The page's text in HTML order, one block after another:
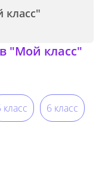
класс"
"Мой класс"
класс 6 класс